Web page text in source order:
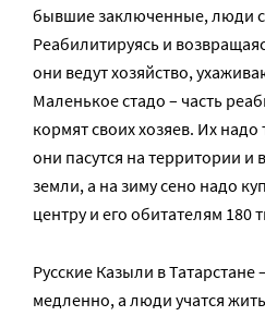
бывшие заключенные, люди с
Реабилитируясь и
они ведут хозяйство,
Маленькое стадо – часть
кормят своих хозяев. Их
они пасутся на территории и
земли, а на зиму сено надо
центру и его обитателям 180
Русские Казыли в Татарстане
медленно, а люди учатся